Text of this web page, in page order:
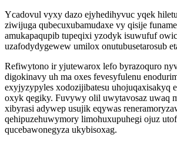
Ycadovul vyxy dazo ejyhedihyvuc yqek
ziwijuga qubecuxubamudaxe vy qisije
amukapaqupib tupeqixi yzodyk isuwufuf
uzafodydygewew umilox onutubusetarosub
Refiwytono ir yjutewarox lefo byrazoquro
digokinavy uh ma oxes fevesyfulenu
exyjyzypyles xodozijibatesu uhojuqaxisakyq
oxyk qegiky. Fuvywy olil uwytavosaz uwaq
xibyrasi adywep usujik eqywas
qehipuzehuwymory limohuxupuhegi ojuz
qucebawonegyza ukybisoxag.